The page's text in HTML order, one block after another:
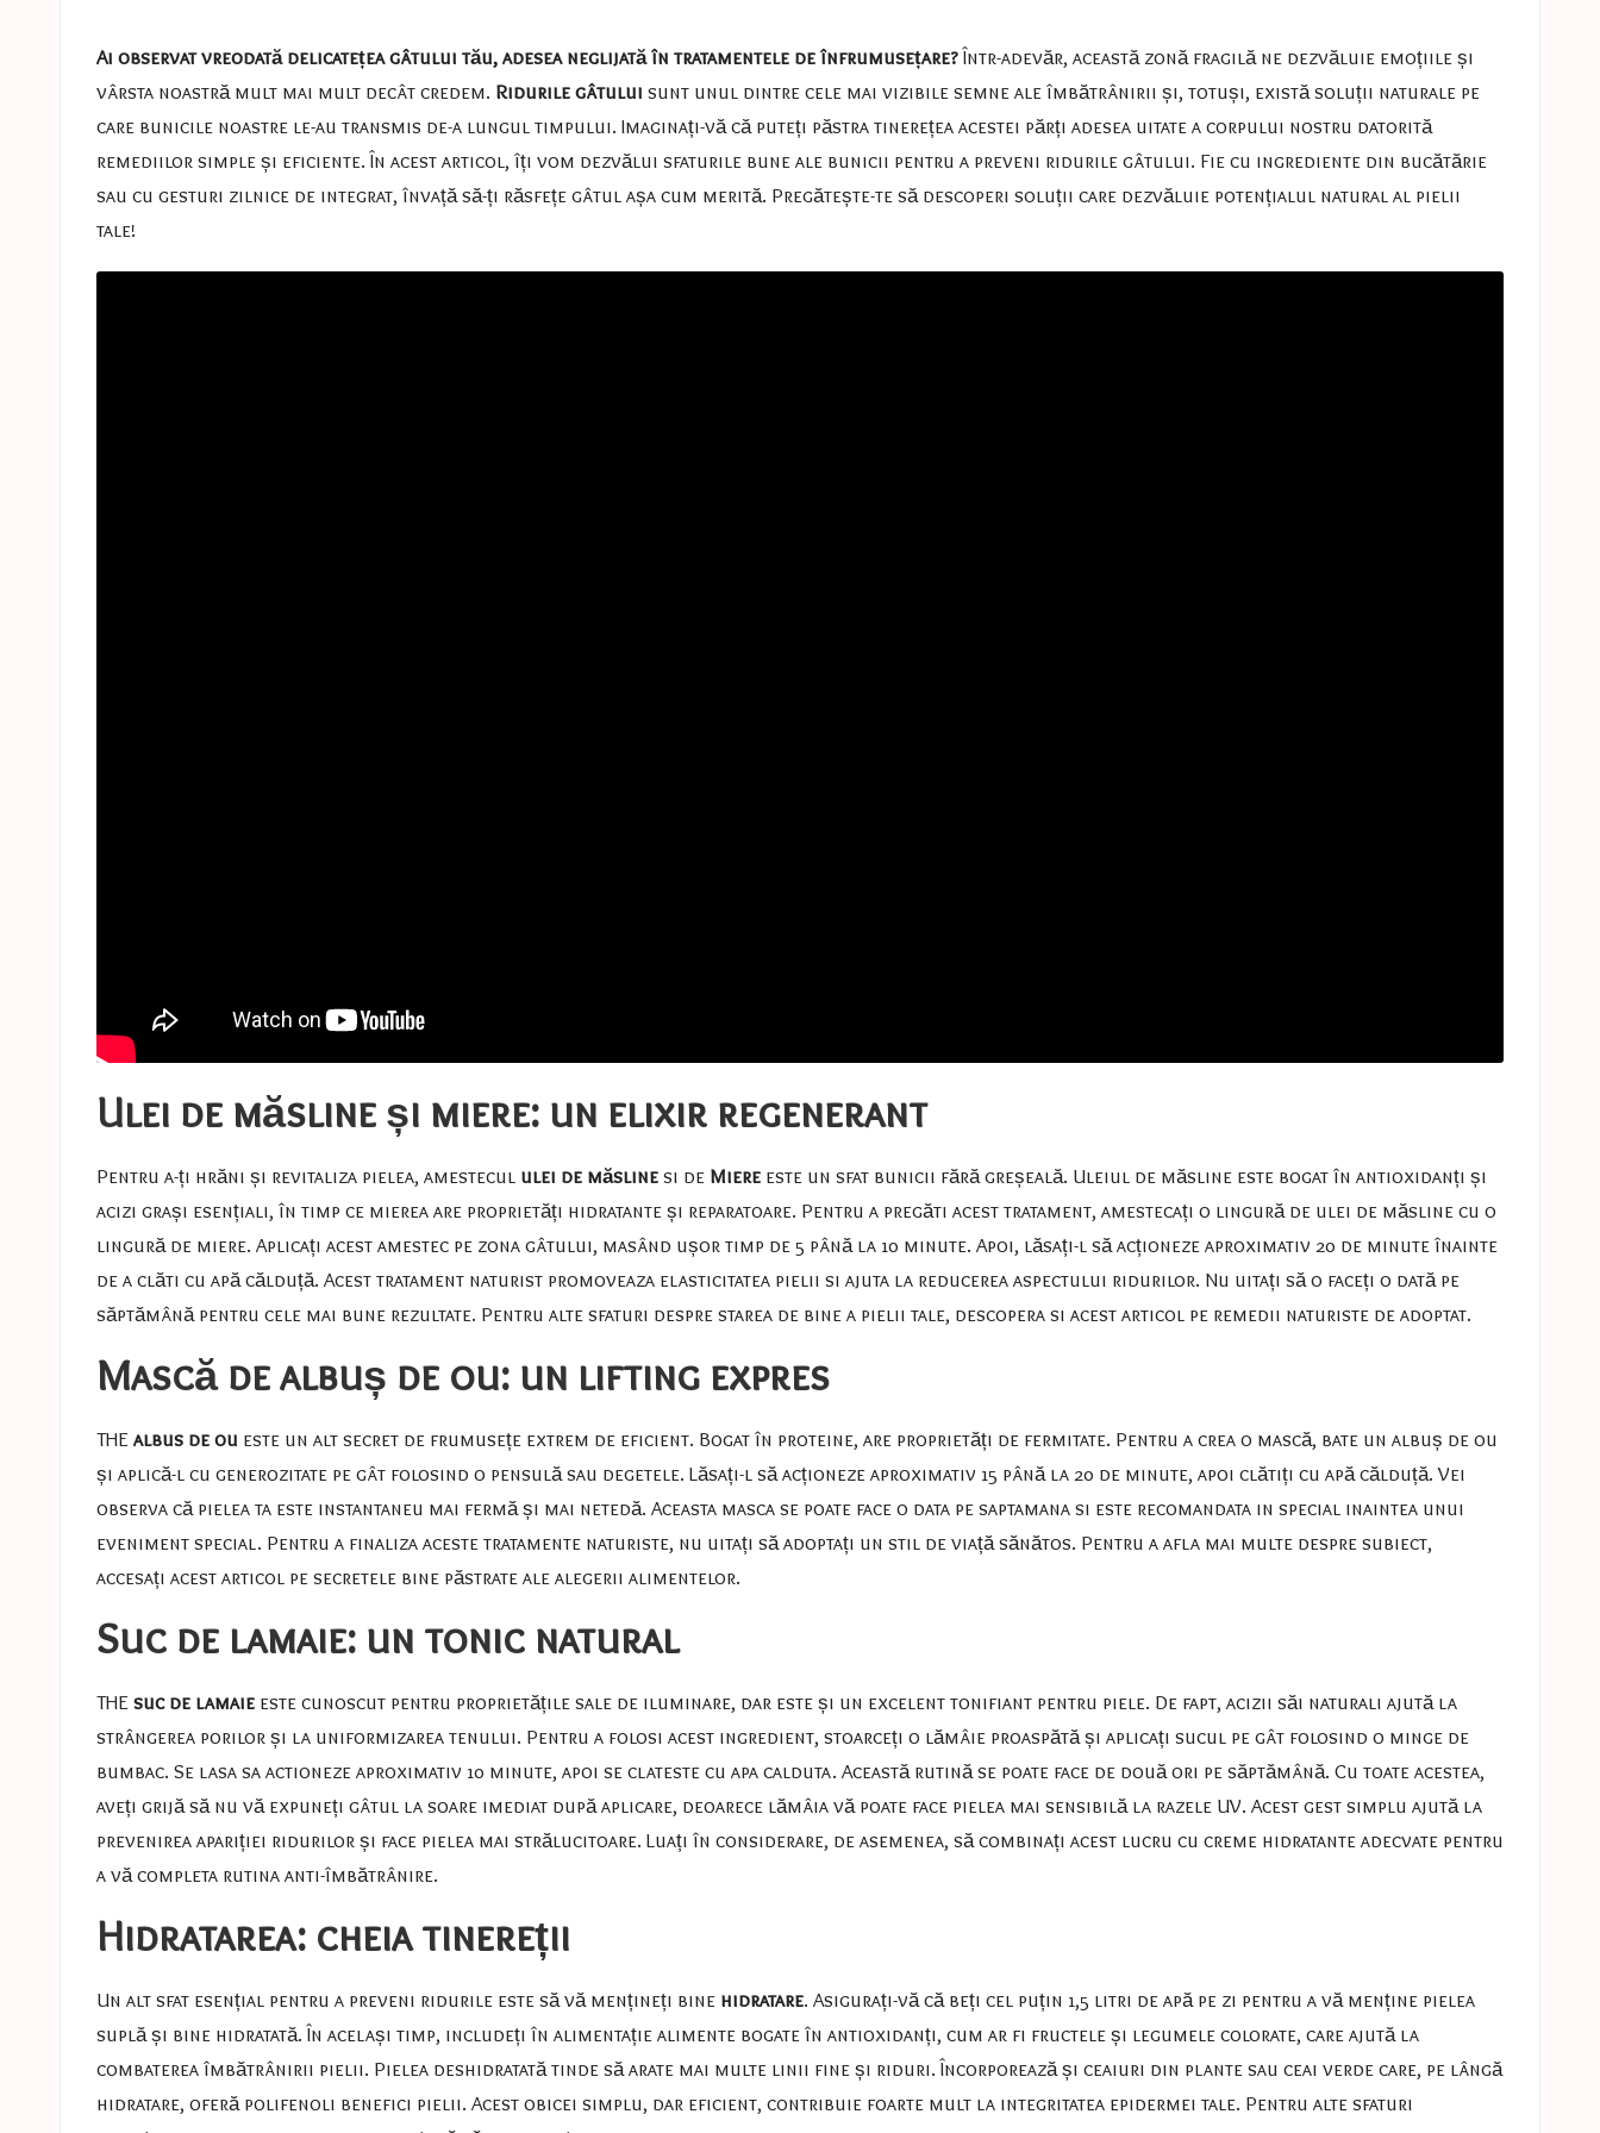
s
a
s
t
u
Ai observat vreodată delicatețea gâtului tău, adesea neglijată în tratamentele de înfrumusețare?Într-adevăr, această zonă fragilă ne dezvăluie emoțiile și
vârsta noastră mult mai mult decât credem. Ridurile gâtului sunt unul dintre cele mai vizibile semne ale îmbătrânirii și, totuși, există soluții naturale pe
care bunicile noastre le-au transmis de-a lungul timpului. Imaginați-vă că puteți păstra tinerețea acestei părți adesea uitate a corpului nostru datorită
remediilor simple și eficiente. În acest articol, îți vom dezvălui sfaturile bune ale bunicii pentru a preveni ridurile gâtului. Fie cu ingrediente din bucătărie
sau cu gesturi zilnice de integrat, învață să-ți răsfețe gâtul așa cum merită. Pregătește-te să descoperi soluții care dezvăluie potențialul natural al pielii
tale!
Ulei de măsline și miere: un elixir regenerant
Pentru a-ți hrăni și revitaliza pielea, amestecul ulei de măsline si de Miere este un sfat bunicii fără greșeală. Uleiul de măsline este bogat în antioxidanți și
acizi grași esențiali, în timp ce mierea are proprietăți hidratante și reparatoare. Pentru a pregăti acest tratament, amestecați o lingură de ulei de măsline cu o
lingură de miere. Aplicați acest amestec pe zona gâtului, masând ușor timp de 5 până la 10 minute. Apoi, lăsați-l să acționeze aproximativ 20 de minute înainte
de a clăti cu apă călduță. Acest tratament naturist promoveaza elasticitatea pielii si ajuta la reducerea aspectului ridurilor. Nu uitați să o faceți o dată pe
săptămână pentru cele mai bune rezultate. Pentru alte sfaturi despre starea de bine a pielii tale, descopera si acest articol pe remedii naturiste de adoptat.
Mască de albuș de ou: un lifting expres
THE albus de ou este un alt secret de frumusețe extrem de eficient. Bogat în proteine, are proprietăți de fermitate. Pentru a crea o mască, bate un albuș de ou
și aplică-l cu generozitate pe gât folosind o pensulă sau degetele. Lăsați-l să acționeze aproximativ 15 până la 20 de minute, apoi clătiți cu apă călduță. Vei
observa că pielea ta este instantaneu mai fermă și mai netedă. Aceasta masca se poate face o data pe saptamana si este recomandata in special inaintea unui
eveniment special. Pentru a finaliza aceste tratamente naturiste, nu uitați să adoptați un stil de viață sănătos. Pentru a afla mai multe despre subiect,
accesați acest articol pe secretele bine păstrate ale alegerii alimentelor.
Suc de lamaie: un tonic natural
THE suc de lamaie este cunoscut pentru proprietățile sale de iluminare, dar este și un excelent tonifiant pentru piele. De fapt, acizii săi naturali ajută la
strângerea porilor și la uniformizarea tenului. Pentru a folosi acest ingredient, stoarceți o lămâie proaspătă și aplicați sucul pe gât folosind o minge de
bumbac. Se lasa sa actioneze aproximativ 10 minute, apoi se clateste cu apa calduta. Această rutină se poate face de două ori pe săptămână. Cu toate acestea,
aveți grijă să nu vă expuneți gâtul la soare imediat după aplicare, deoarece lămâia vă poate face pielea mai sensibilă la razele UV. Acest gest simplu ajută la
prevenirea apariției ridurilor și face pielea mai strălucitoare. Luați în considerare, de asemenea, să combinați acest lucru cu creme hidratante adecvate pentru
a vă completa rutina anti-îmbătrânire.
Hidratarea: cheia tinereții
Un alt sfat esențial pentru a preveni ridurile este să vă mențineți bine hidratare. Asigurați-vă că beți cel puțin 1,5 litri de apă pe zi pentru a vă menține pielea
suplă și bine hidratată. În același timp, includeți în alimentație alimente bogate în antioxidanți, cum ar fi fructele și legumele colorate, care ajută la
combaterea îmbătrânirii pielii. Pielea deshidratată tinde să arate mai multe linii fine și riduri. Încorporează și ceaiuri din plante sau ceai verde care, pe lângă
hidratare, oferă polifenoli benefici pielii. Acest obicei simplu, dar eficient, contribuie foarte mult la integritatea epidermei tale. Pentru alte sfaturi